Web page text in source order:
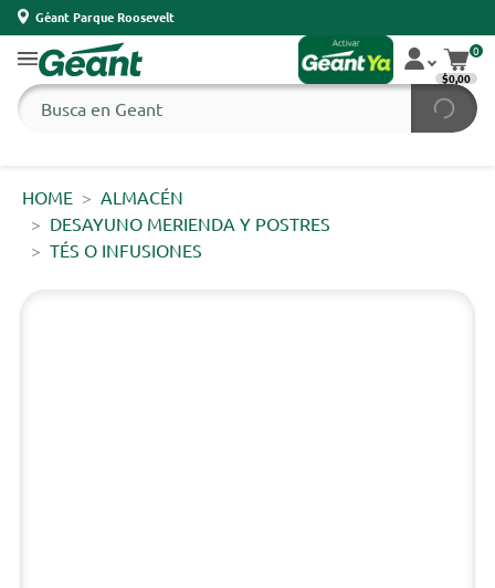
Géant Parque Roosevelt
0
$0,00
HOME
ALMACÉN
DESAYUNO MERIENDA Y POSTRES
TÉS O INFUSIONES